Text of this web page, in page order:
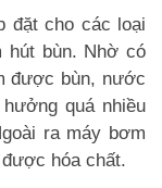
đặt cho các loại
hút bùn. Nhờ có
được bùn, nước
quá nhiều
ra máy bơm
hóa chất.